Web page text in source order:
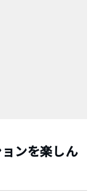
ンを楽しん